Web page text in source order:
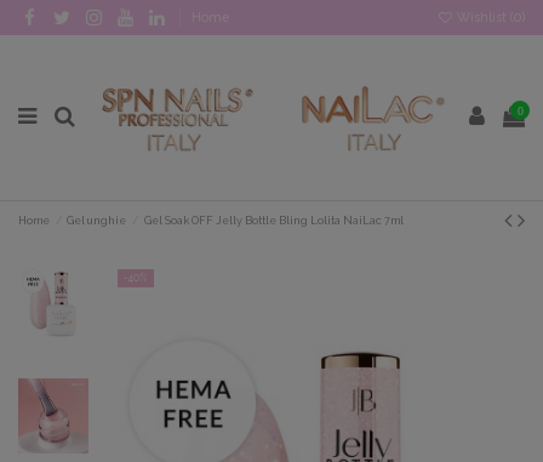
Home Wishlist (
0
Home Gel unghie Gel Soak OFF Jelly Bottle Bling Lolita NaiLac 7ml
-40%